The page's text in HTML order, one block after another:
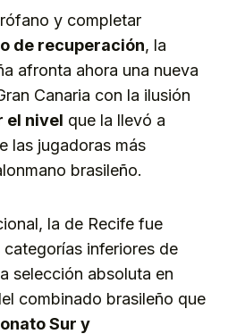
y completar
de recuperación, la
afronta ahora una nueva
Canaria con la ilusión
el nivel que la llevó a
las jugadoras más
brasileño.
la de Recife fue
inferiores de
selección absoluta en
combinado brasileño que
Sur y